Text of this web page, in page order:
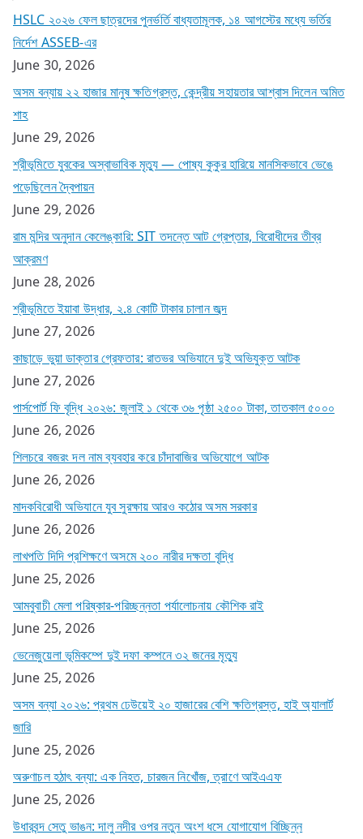
HSLC ২০২৬ ফেল ছাত্রদের পুনর্ভর্তি বাধ্যতামূলক, ১৪ আগস্টের মধ্যে ভর্তির
নির্দেশ ASSEB-এর
June 30, 2026
অসম বন্যায় ২২ হাজার মানুষ ক্ষতিগ্রস্ত, কেন্দ্রীয় সহায়তার আশ্বাস দিলেন অমিত
শাহ
June 29, 2026
শ্রীভূমিতে যুবকের অস্বাভাবিক মৃত্যু — পোষ্য কুকুর হারিয়ে মানসিকভাবে ভেঙে
পড়েছিলেন দ্বৈপায়ন
June 29, 2026
রাম মন্দির অনুদান কেলেঙ্কারি: SIT তদন্তে আট গ্রেপ্তার, বিরোধীদের তীব্র
আক্রমণ
June 28, 2026
শ্রীভূমিতে ইয়াবা উদ্ধার, ২.৪ কোটি টাকার চালান জব্দ
June 27, 2026
কাছাড়ে ভুয়া ডাক্তার গ্রেফতার: রাতভর অভিযানে দুই অভিযুক্ত আটক
June 27, 2026
পার্সপোর্ট ফি বৃদ্ধি ২০২৬: জুলাই ১ থেকে ৩৬ পৃষ্ঠা ২৫০০ টাকা, তাতকাল ৫০০০
June 26, 2026
শিলচরে বজরং দল নাম ব্যবহার করে চাঁদাবাজির অভিযোগে আটক
June 26, 2026
মাদকবিরোধী অভিযানে যুব সুরক্ষায় আরও কঠোর অসম সরকার
June 26, 2026
লাখপতি দিদি প্রশিক্ষণে অসমে ২০০ নারীর দক্ষতা বৃদ্ধি
June 25, 2026
আমবুবাচী মেলা পরিষ্কার-পরিচ্ছন্নতা পর্যালোচনায় কৌশিক রাই
June 25, 2026
ভেনেজুয়েলা ভূমিকম্পে দুই দফা কম্পনে ৩২ জনের মৃত্যু
June 25, 2026
অসম বন্যা ২০২৬: প্রথম ঢেউয়েই ২০ হাজারের বেশি ক্ষতিগ্রস্ত, হাই অ্যালার্ট
জারি
June 25, 2026
অরুণাচল হঠাৎ বন্যা: এক নিহত, চারজন নিখোঁজ, ত্রাণে আইএএফ
June 25, 2026
উধারবন্দ সেতু ভাঙন: দালু নদীর ওপর নতুন অংশ ধসে যোগাযোগ বিচ্ছিন্ন